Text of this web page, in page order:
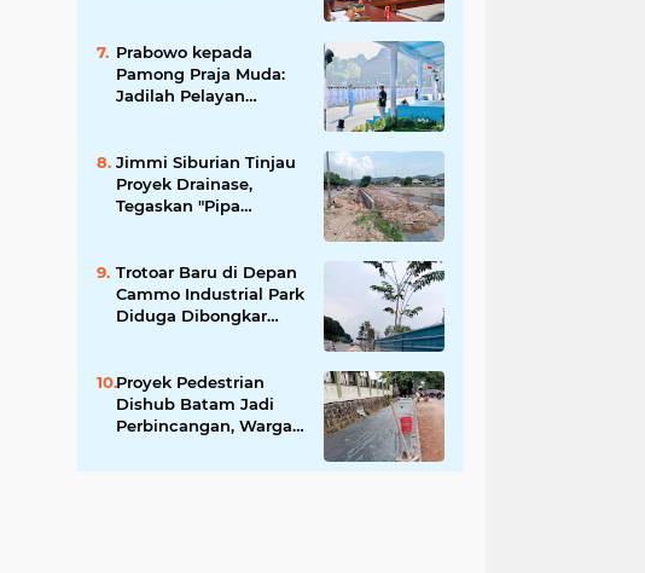
Informasi Pemerintah
Prabowo kepada
Pamong Praja Muda:
Jadilah Pelayan
Korupsi
Jimmi Siburian Tinjau
Proyek Drainase,
Tegaskan "Pipa
Pembangunan di Sei
Beduk
Trotoar Baru di Depan
Cammo Industrial Park
Diduga Dibongkar
Proyek Pedestrian
Dishub Batam Jadi
Perbincangan, Warga